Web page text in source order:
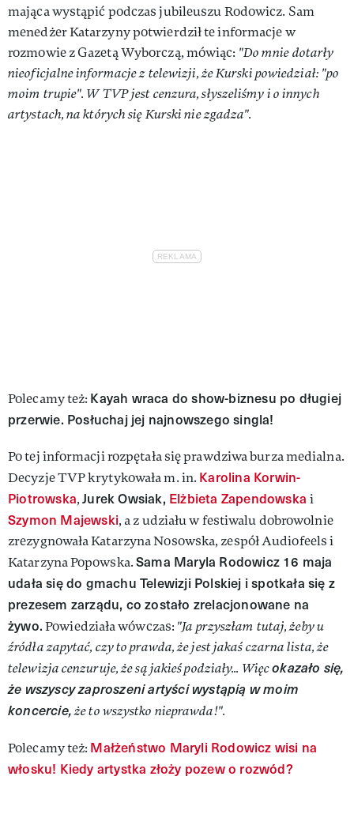
mająca wystąpić podczas jubileuszu Rodowicz. Sam
menedżer Katarzyny potwierdził te informacje w
rozmowie z Gazetą Wyborczą, mówiąc: "Do mnie dotarły
nieoficjalne informacje z telewizji, że Kurski powiedział: "po
moim trupie". W TVP jest cenzura, słyszeliśmy i o innych
artystach, na których się Kurski nie zgadza".
Polecamy też: Kayah wraca do show-biznesu po długiej
przerwie. Posłuchaj jej najnowszego singla!
Po tej informacji rozpętała się prawdziwa burza medialna.
Decyzje TVP krytykowała m. in. Karolina Korwin-
Piotrowska,Jurek Owsiak, Elżbieta Zapendowska i
Szymon Majewski, a z udziału w festiwalu dobrowolnie
zrezygnowała Katarzyna Nosowska, zespół Audiofeels i
Katarzyna Popowska.Sama Maryla Rodowicz 16 maja
udała się do gmachu Telewizji Polskiej i spotkała się z
prezesem zarządu, co zostało zrelacjonowane na
żywo.Powiedziała wówczas: "Ja przyszłam tutaj, żeby u
źródła zapytać, czy to prawda, że jest jakaś czarna lista, że
telewizja cenzuruje, że są jakieś podziały... Więcokazało się,
że wszyscy zaproszeni artyści wystąpią w moim
koncercie,że to wszystko nieprawda!".
Polecamy też: Małżeństwo Maryli Rodowicz wisi na
włosku! Kiedy artystka złoży pozew o rozwód?